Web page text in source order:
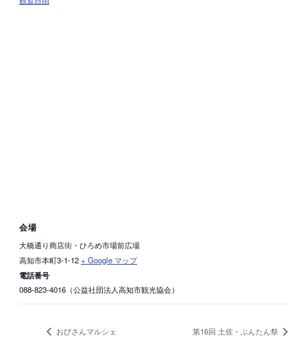
会場
大橋通り商店街・ひろめ市場前広場
高知市本町3-1-12+ Google マップ
電話番号
088-823-4016（公益社団法人高知市観光協会）
おびさんマルシェ 第16回 土佐・ぶんたん祭